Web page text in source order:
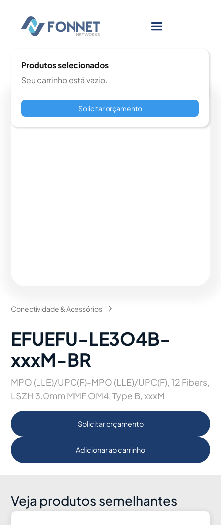
Conectividade & Acessórios
EFUEFU-LE3O4B-
xxxM-BR
MPO (LLE)/UPC(F)-MPO (LLE)/UPC(F), 12 Fibers,
LSZH 3.0mm MMF OM4, Type B, xxxM
Solicitar orçamento
Adicionar ao carrinho
Veja produtos semelhantes
Produtos selecionados
Seu carrinho está vazio.
Solicitar orçamento